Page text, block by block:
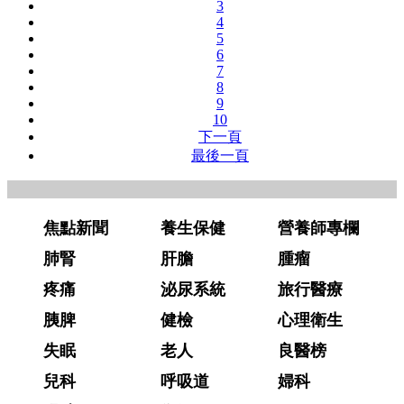
3
4
5
6
7
8
9
10
下一頁
最後一頁
焦點新聞 養生保健
營養師專欄
肺腎
肝膽
腫瘤
疼痛
泌尿系統
旅行醫療
胰脾
健檢
心理衛生
失眠
老人
良醫榜
兒科
呼吸道
婦科